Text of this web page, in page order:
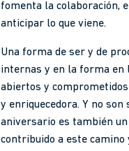
fomenta la colaboración,
anticipar lo que viene.
Una forma de ser y de
internas y en la forma en
abiertos y
y enriquecedora. Y no
aniversario es también
contribuido a este camino